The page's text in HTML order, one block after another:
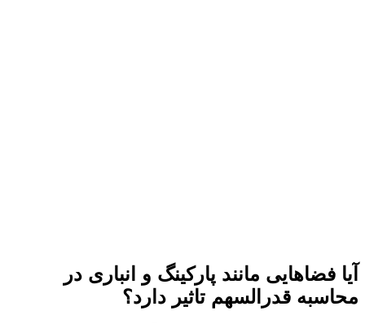
آیا فضاهایی مانند پارکینگ و انباری در
محاسبه قدرالسهم تاثیر دارد؟